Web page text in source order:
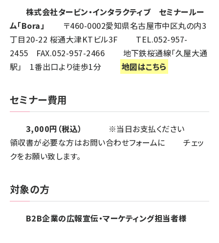
株式会社タービン・インタラクティブ セミナールー
ム「Bora」 〒460-0002愛知県名古屋市中区丸の内3
丁目20-22 桜通大津KTビル3F TEL.052-957-
2455 FAX.052-957-2466 地下鉄桜通線「久屋大通
駅」 1番出口より徒歩1分
地図はこちら
セミナー費用
3,000円（税込）
※当日お支払ください
領収書が必要な方はお問い合わせフォームに チェッ
クをお願い致します。
対象の方
B2B企業の広報宣伝・マーケティング担当者様